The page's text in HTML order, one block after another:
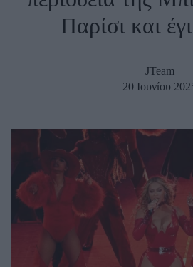
Fashion News
Beauty News
Well being
Ψυχολογία
Υγεία + Διατροφή
Σχέσεις & Σεξ
Παρίσι και
JTeam
20 Ιουνίου